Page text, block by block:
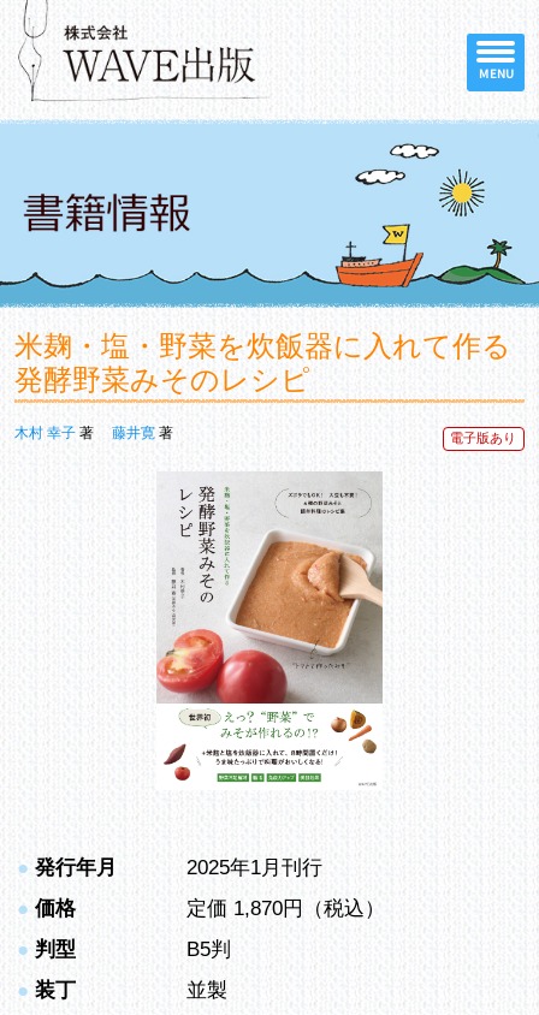
MENU
米麹・塩・野菜を炊飯器に入れて作る
発酵野菜みそのレシピ
木村 幸子 著 藤井寛 著 電子版あり
● 発行年月
2025年1月刊行
● 価格
定価 1,870円（税込）
● 判型
B5判
● 装丁
並製